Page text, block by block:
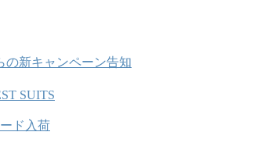
の新キャンペーン告知
SUITS
ド入荷